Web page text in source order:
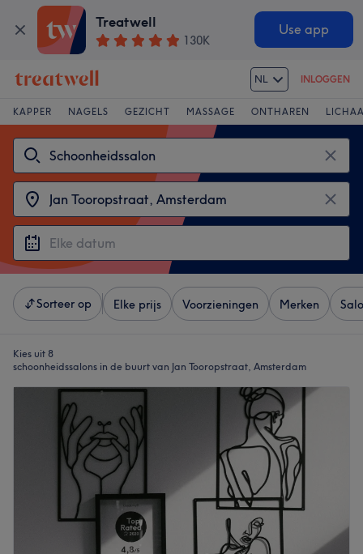
Treatwell
130K
Use app
NL INLOGGEN
KAPPER NAGELS GEZICHT MASSAGE ONTHAREN
Sorteer op Elke prijs Voorzieningen Merken
Kies uit 8
schoonheidssalons in de buurt van Jan Tooropstraat, Amsterdam